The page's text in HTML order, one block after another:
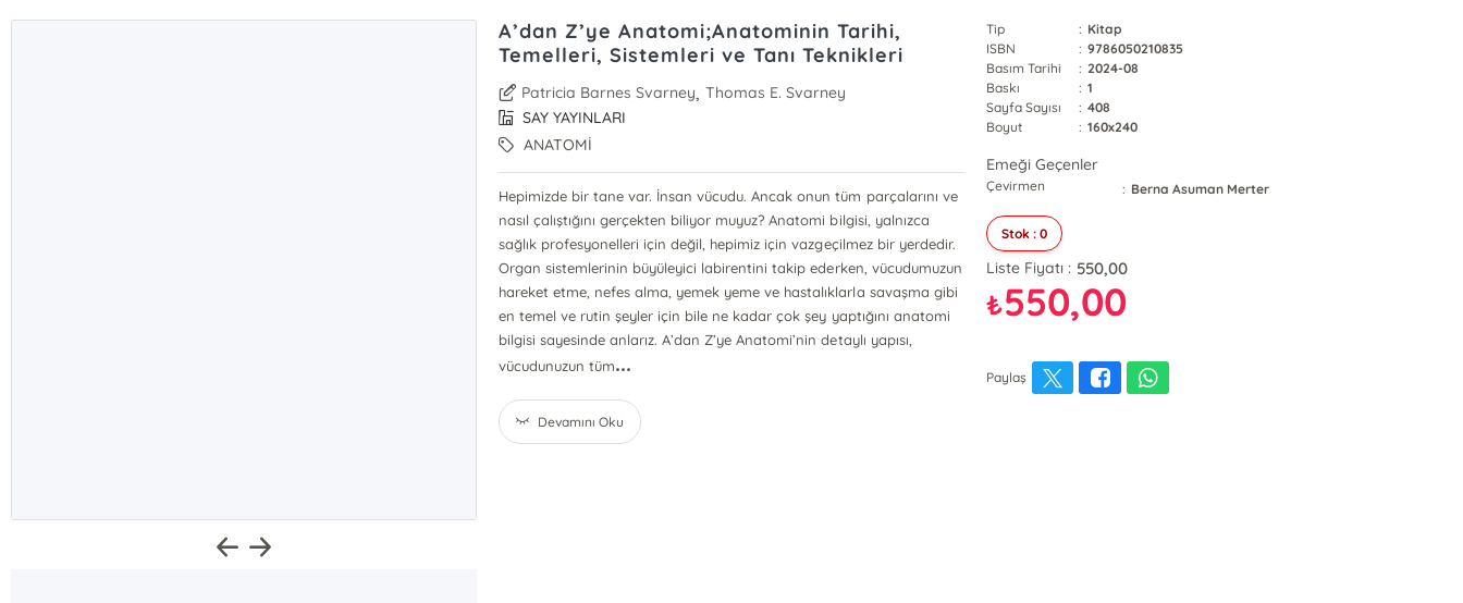
A’dan Z’ye Anatomi;Anatominin Tarihi,
Temelleri, Sistemleri ve Tanı Teknikleri
Patricia Barnes Svarney, Thomas E. Svarney
SAY YAYINLARI
ANATOMİ
Hepimizde bir tane var. İnsan vücudu. Ancak onun tüm parçalarını ve
nasıl çalıştığını gerçekten biliyor muyuz? Anatomi bilgisi, yalnızca
sağlık profesyonelleri için değil, hepimiz için vazgeçilmez bir yerdedir.
Organ sistemlerinin büyüleyici labirentini takip ederken, vücudumuzun
hareket etme, nefes alma, yemek yeme ve hastalıklarla savaşma gibi
en temel ve rutin şeyler için bile ne kadar çok şey yaptığını anatomi
bilgisi sayesinde anlarız. A’dan Z’ye Anatomi’nin detaylı yapısı,
vücudunuzun tüm...
Devamını Oku
Tip : Kitap
ISBN
: 9786050210835
Basım Tarihi
: 2024-08
Baskı
: 1
Sayfa Sayısı
: 408
Boyut
: 160x240
Emeği Geçenler
Çevirmen : Berna Asuman Merter
Stok : 0
Liste Fiyatı : 550,00
₺550,00
Paylaş